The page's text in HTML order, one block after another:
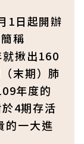
1日起開辦
稱
揪出160
末期）肺
年度的
4期存活
的一大進